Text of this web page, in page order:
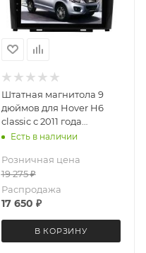
Штатная магнитола 9
дюймов для Hover H6
classic с 2011 года
MEKEDE X20-W 3414-
8 ядер Unisoc 9863A DSP
Есть в наличии
Розничная цена
19 275₽
Распродажа
17 650 ₽
В КОРЗИНУ